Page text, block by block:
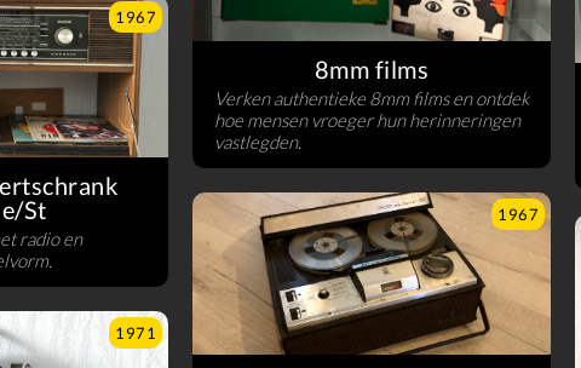
8mm films
Verken authentieke 8mm films en ontdek
hoe mensen vroeger hun herinneringen
vastlegden.
1967
St
radio en
1967
1971